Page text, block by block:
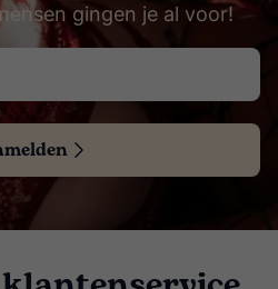
gingen je al voor!